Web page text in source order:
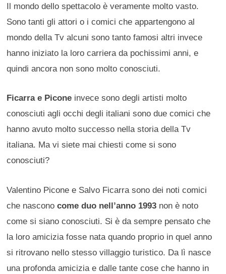
Il mondo dello spettacolo è veramente molto vasto.
Sono tanti gli attori o i comici che appartengono al
mondo della Tv alcuni sono tanto famosi altri invece
hanno iniziato la loro carriera da pochissimi anni, e
quindi ancora non sono molto conosciuti.
Ficarra e Picone invece sono degli artisti molto
conosciuti agli occhi degli italiani sono due comici che
hanno avuto molto successo nella storia della Tv
italiana. Ma vi siete mai chiesti come si sono
conosciuti?
Valentino Picone e Salvo Ficarra sono dei noti comici
che nasconocome duo nell’anno 1993 non è noto
come si siano conosciuti. Si è da sempre pensato che
la loro amicizia fosse nata quando proprio in quel anno
si ritrovano nello stesso villaggio turistico. Da lì nasce
una profonda amicizia e dalle tante cose che hanno in